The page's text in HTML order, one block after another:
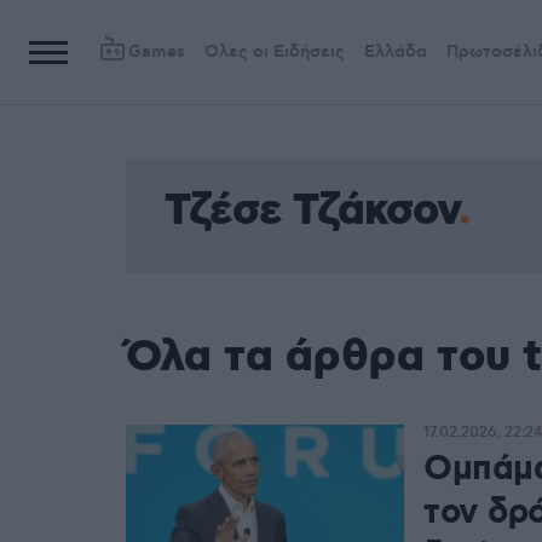
Games Όλες οι Ειδήσεις Ελλάδα
Τζέσε Τζάκσον
Όλα τα άρθρα του
τον
17.02.2026, 22:24